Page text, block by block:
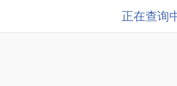
正在查询